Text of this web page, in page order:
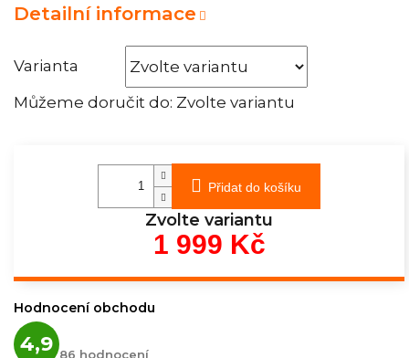
Varianta
Můžeme doručit do: Zvolte variantu
Detailní informace
Přidat do košíku
Zvolte variantu
1 999 KčMěrná
Hodnocení obchodu
4,9 hodnocení
86 hodnocení